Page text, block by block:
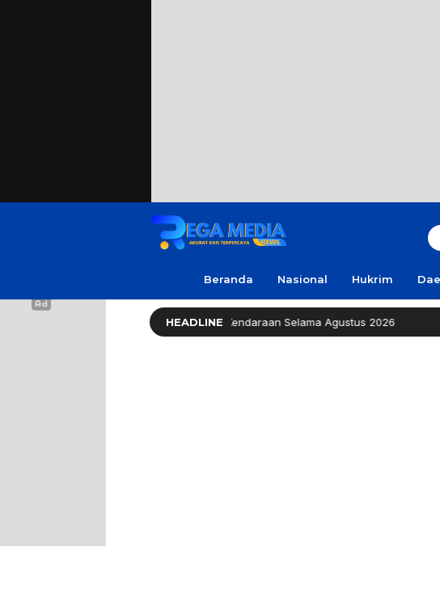
Beranda Nasional Hukrim
HEADLINE
Jatim Bebaskan Pajak Kendaraan Selama Agustus 2026